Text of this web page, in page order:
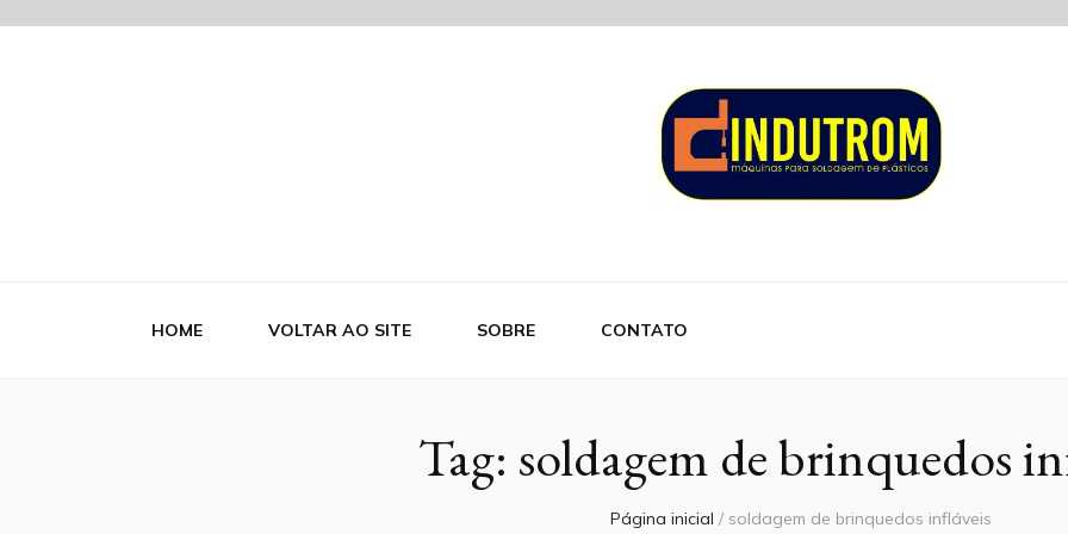
HOME VOLTAR AO SITE SOBRE CONTATO
Tag: soldagem de brinquedos
Página inicial / soldagem de brinquedos infláveis